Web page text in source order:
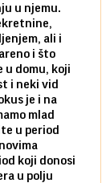
u njemu.
ali i
i što
u domu, koji
i neki vid
je i na
mlad
u period
koji donosi
u polju